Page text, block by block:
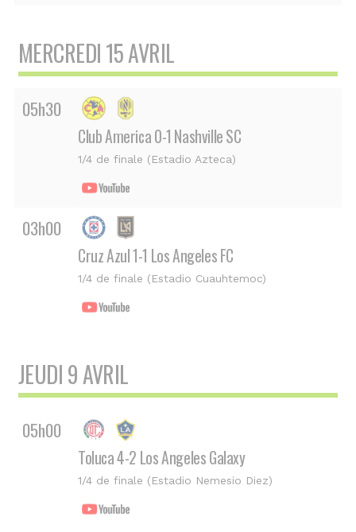
MERCREDI 15 AVRIL
05h30
Club America 0-1 Nashville SC
1/4 de finale (Estadio Azteca)
03h00
Cruz Azul 1-1 Los Angeles FC
1/4 de finale (Estadio Cuauhtemoc)
JEUDI 9 AVRIL
05h00
Toluca 4-2 Los Angeles Galaxy
1/4 de finale (Estadio Nemesio Diez)